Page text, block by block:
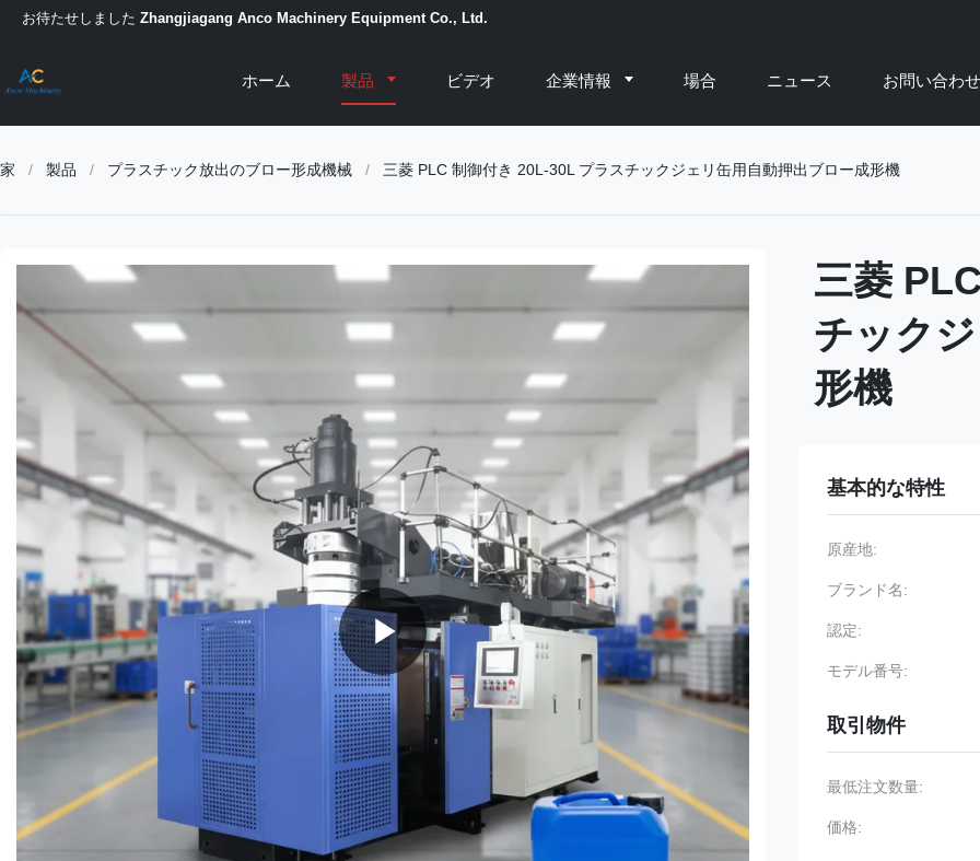
お待たせしました Zhangjiagang Anco Machinery Equipment Co., Ltd.
ホーム 製品 ビデオ 企業情報 場合 ニュース お問い合わせ
家 / 製品 / プラスチック放出のブロー形成機械 / 三菱 PLC 制御付き 20L-30L プラスチックジェリ缶用自動押出ブロー成形機
三菱
チック
形機
基本的な特性
原産地:
ブランド名:
認定:
モデル番号:
取引物件
最低注文数量:
価格: